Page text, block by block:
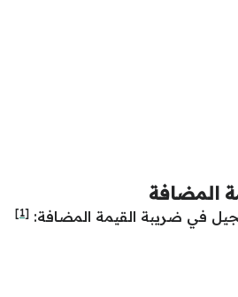
المضافة
في ضريبة القيمة المضافة: [1]